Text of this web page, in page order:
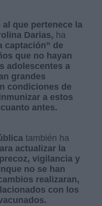
que pertenece la
Darias, ha
captación” de
que no hayan
adolescentes a
grandes
condiciones de
a estos
antes.
también ha
actualizar la
vigilancia y
no se han
realizaran,
con los